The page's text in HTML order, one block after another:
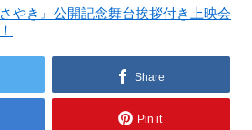
やき』公開記念舞台挨拶付き上映会
Share
Pin it